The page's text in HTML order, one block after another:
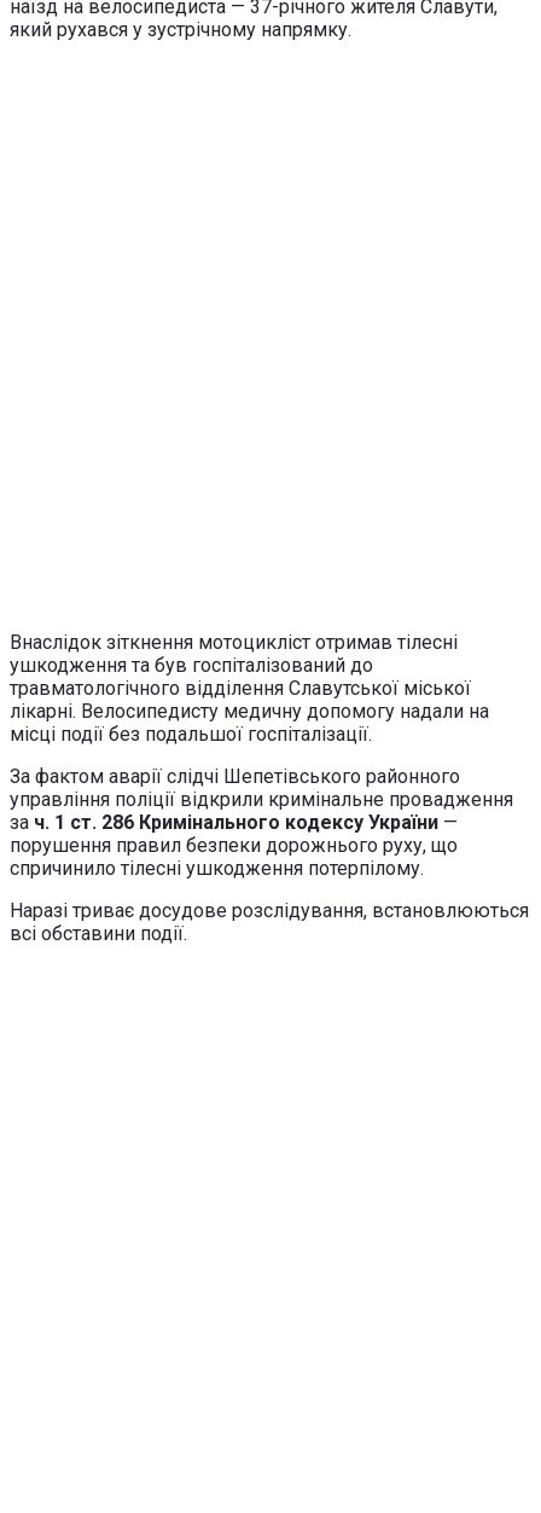
наїзд на велосипедиста — 37-річного жителя Славути,
який рухався у зустрічному напрямку.
Внаслідок зіткнення мотоцикліст отримав тілесні
ушкодження та був госпіталізований до
травматологічного відділення Славутської міської
лікарні. Велосипедисту медичну допомогу надали на
місці події без подальшої госпіталізації.
За фактом аварії слідчі Шепетівського районного
управління поліції відкрили кримінальне провадження
за ч. 1 ст. 286 Кримінального кодексу України —
порушення правил безпеки дорожнього руху, що
спричинило тілесні ушкодження потерпілому.
Наразі триває досудове розслідування, встановлюються
всі обставини події.